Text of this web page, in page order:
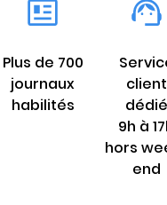
il a été
au 5 RUE
RCS de
de
Plus de 700
journaux
habilités
client
dédié
9h à
hors
end